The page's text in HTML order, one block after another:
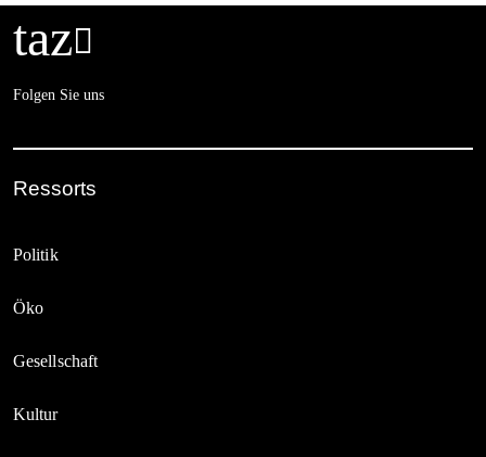
taz
Folgen Sie uns
Ressorts
Politik
Öko
Gesellschaft
Kultur